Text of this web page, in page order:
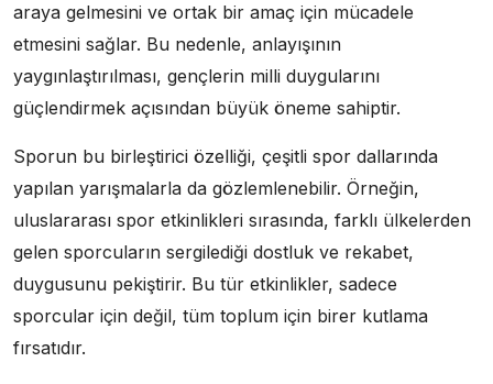
araya gelmesini ve ortak bir amaç için mücadele
etmesini sağlar. Bu nedenle, anlayışının
yaygınlaştırılması, gençlerin milli duygularını
güçlendirmek açısından büyük öneme sahiptir.
Sporun bu birleştirici özelliği, çeşitli spor dallarında
yapılan yarışmalarla da gözlemlenebilir. Örneğin,
uluslararası spor etkinlikleri sırasında, farklı ülkelerden
gelen sporcuların sergilediği dostluk ve rekabet,
duygusunu pekiştirir. Bu tür etkinlikler, sadece
sporcular için değil, tüm toplum için birer kutlama
fırsatıdır.